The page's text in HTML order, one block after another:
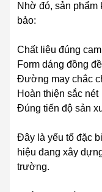
Nhờ đó, sản phẩm
bảo:
Chất liệu đúng
Form dáng đồng
Đường may chắc
Hoàn thiện sắc nét
Đúng tiến độ sản
Đây là yếu tố đặc
hiệu đang xây
trường.